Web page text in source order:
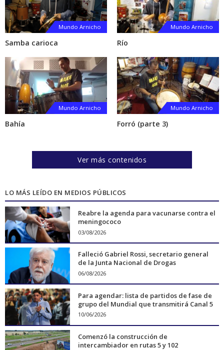
Mundo Arnicho
Samba carioca
Mundo Arnicho
Río
Mundo Arnicho
Bahía
Mundo Arnicho
Forró (parte 3)
Ver más contenidos
LO MÁS LEÍDO EN MEDIOS PÚBLICOS
Reabre la agenda para vacunarse contra el
meningococo
03/08/2026
Falleció Gabriel Rossi, secretario general
de la Junta Nacional de Drogas
06/08/2026
Para agendar: lista de partidos de fase de
grupo del Mundial que transmitirá Canal 5
10/06/2026
Comenzó la construcción de
intercambiador en rutas 5 y 102